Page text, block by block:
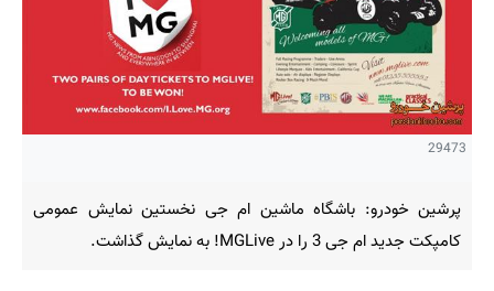
29473
پرشین خودرو: باشگاه ماشین ام جی نخستین نمایش عمومی
کامپکت جدید ام جی 3 را در MGLive! به نمایش گذاشت.